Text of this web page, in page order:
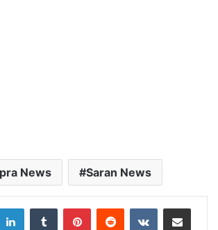
News Saran News
LinkedInTumblr PinterestReddit VKontakteShare via Email